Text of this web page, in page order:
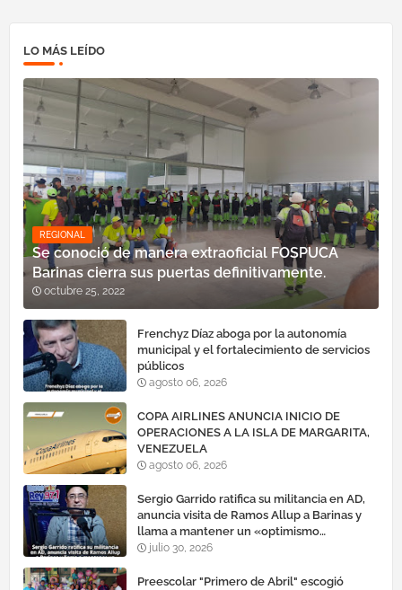
LO MÁS LEÍDO
REGIONAL
Se conoció de manera extraoficial FOSPUCA
Barinas cierra sus puertas definitivamente.
octubre 25, 2022
Frenchyz Díaz aboga por la autonomía
municipal y el fortalecimiento de servicios
públicos
agosto 06, 2026
COPA AIRLINES ANUNCIA INICIO DE
OPERACIONES A LA ISLA DE MARGARITA,
VENEZUELA
agosto 06, 2026
Sergio Garrido ratifica su militancia en AD,
anuncia visita de Ramos Allup a Barinas y
llama a mantener un «optimismo
cauteloso»
julio 30, 2026
Preescolar "Primero de Abril" escogió